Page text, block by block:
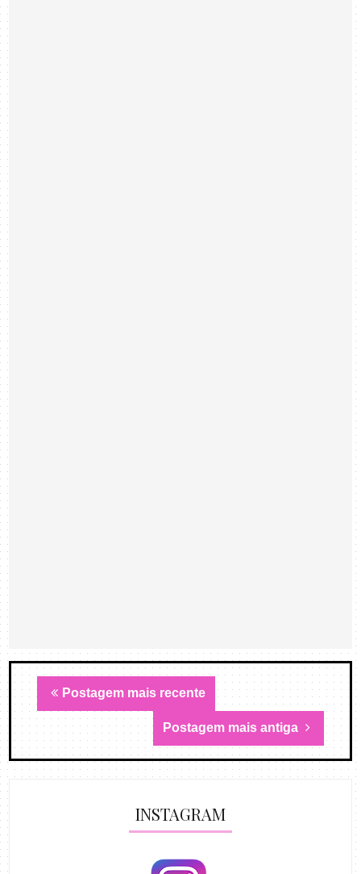
Postagem mais recente
Postagem mais antiga
INSTAGRAM